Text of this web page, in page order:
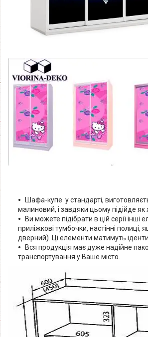
Шафа-купе у стандарті,
малиновий, і завдяки цьому підійде як
Ви можете підібрати в цій серії
приліжкові тумбочки, настінні
дверний). Ці елементи матимуть
Вся продукція має дуже надійне
транспортування у Ваше місто.